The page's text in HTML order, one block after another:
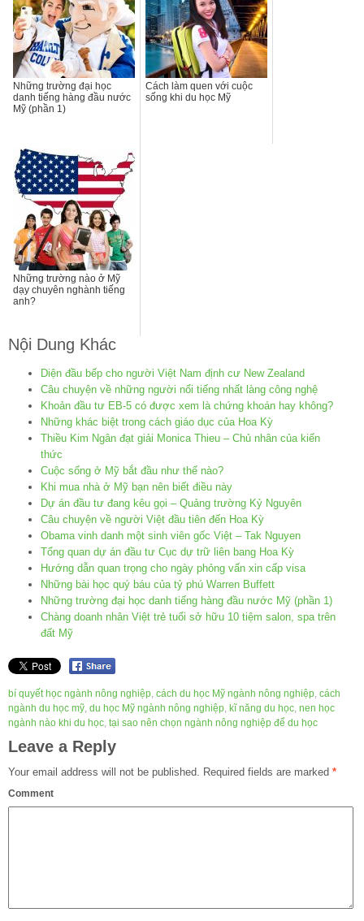
Những trường đại học
danh tiếng hàng đầu nước
Mỹ (phần 1)
Cách làm quen với cuộc
sống khi du học Mỹ
Những trường nào ở Mỹ
dạy chuyên nghành tiếng
anh?
Nội Dung Khác
Diện đầu bếp cho người Việt Nam định cư New Zealand
Câu chuyện về những người nổi tiếng nhất làng công nghệ
Khoản đầu tư EB-5 có được xem là chứng khoán hay không?
Những khác biệt trong cách giáo dục của Hoa Kỳ
Thiều Kim Ngân đạt giải Monica Thieu – Chủ nhân của kiến
thức
Cuộc sống ở Mỹ bắt đầu như thế nào?
Khi mua nhà ở Mỹ bạn nên biết điều này
Dự án đầu tư đang kêu gọi – Quảng trường Kỷ Nguyên
Câu chuyện về người Việt đầu tiên đến Hoa Kỳ
Obama vinh danh một sinh viên gốc Việt – Tak Nguyen
Tổng quan dự án đầu tư Cục dự trữ liên bang Hoa Kỳ
Hướng dẫn quan trọng cho ngày phỏng vấn xin cấp visa
Những bài học quý báu của tỷ phú Warren Buffett
Những trường đại học danh tiếng hàng đầu nước Mỹ (phần 1)
Chàng doanh nhân Việt trẻ tuổi sở hữu 10 tiệm salon, spa trên
đất Mỹ
bí quyết học ngành nông nghiệp, cách du học Mỹ ngành nông nghiệp, cách
ngành du học mỹ, du học Mỹ ngành nông nghiệp, kĩ năng du học, nen học
ngành nào khi du học, tại sao nên chọn ngành nông nghiệp để du học
Leave a Reply
Your email address will not be published. Required fields are marked *
Comment